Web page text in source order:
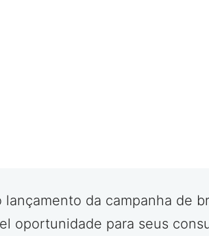
da campanha de
oportunidade para seus